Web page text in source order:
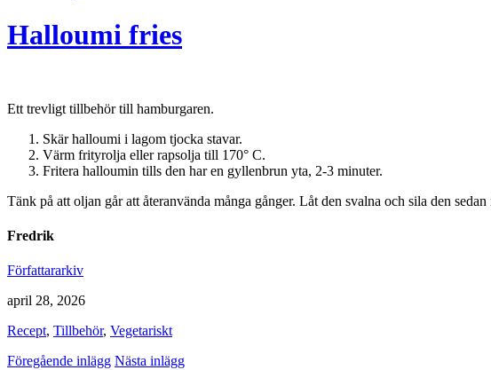
Halloumi fries
Ett trevligt tillbehör till hamburgaren.
Skär halloumi i lagom tjocka stavar.
Värm frityrolja eller rapsolja till 170° C.
Fritera halloumin tills den har en gyllenbrun yta, 2-3 minuter.
Tänk på att oljan går att återanvända många gånger. Låt den svalna och sila den
Fredrik
Författararkiv
april 28, 2026
Recept, Tillbehör, Vegetariskt
Föregående inlägg Nästa inlägg